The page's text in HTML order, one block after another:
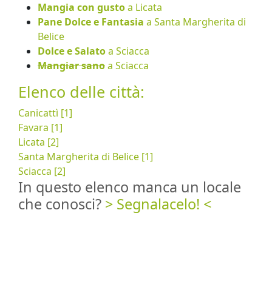
Mangia con gustoa Licata
Pane Dolce e Fantasia a Santa Margherita di
Belice
Dolce e Salatoa Sciacca
Mangiar sanoa Sciacca
Elenco delle città:
Canicattì [1]
Favara [1]
Licata [2]
Santa Margherita di Belice [1]
Sciacca [2]
In questo elenco manca un locale
che conosci? > Segnalacelo! <